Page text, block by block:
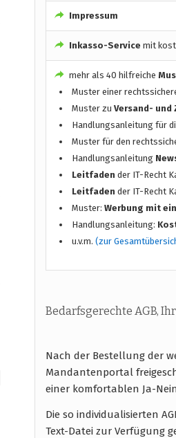
Impressum
Inkasso-Service mit
mehr als 40 hilfreiche
Muster einer
Muster zuVersand-
Handlungsanleitung für
Muster für den
Handlungsanleitung
Leitfaden der IT-Recht
Leitfaden der IT-Recht
Muster:Werbung mit
Handlungsanleitung:
u.v.m.(zur
Bedarfsgerechte AGB,
Nach der Bestellung der
Mandantenportal
einer komfortablen Ja-
Die so individualisierten
Text-Datei zur Verfügung